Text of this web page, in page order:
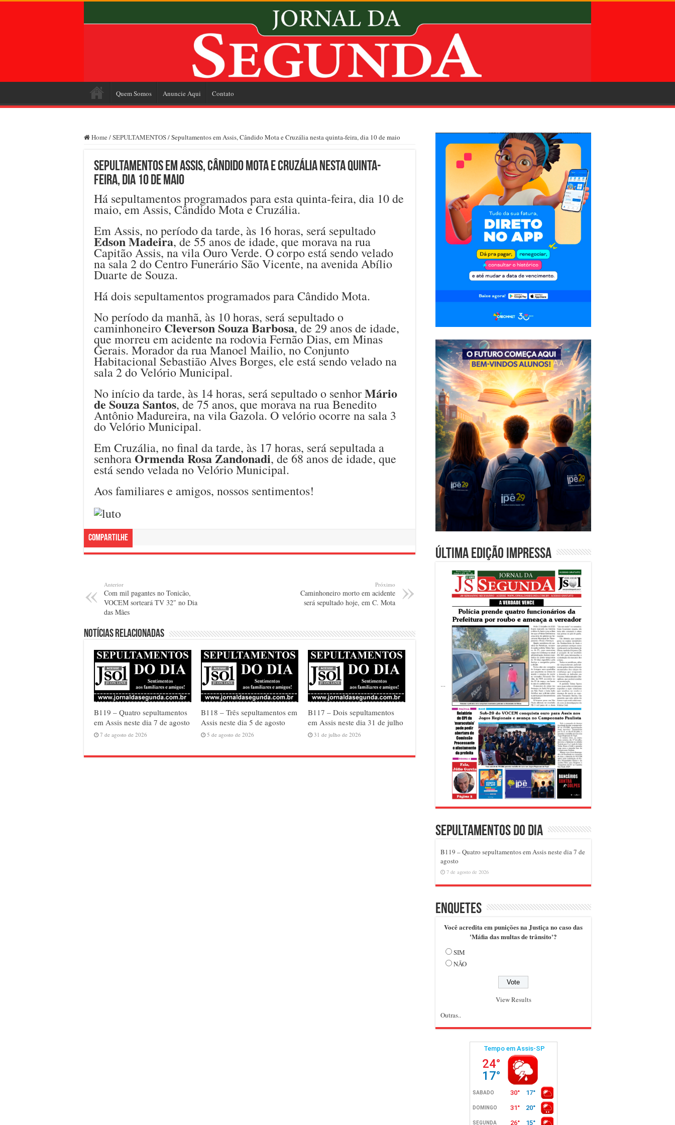
Quem Somos Anuncie Aqui Contato
Home /SEPULTAMENTOS/Sepultamentos em Assis, Cândido Mota e Cruzália nesta quinta-feira, dia 10 de maio
Sepultamentos em Assis, Cândido Mota e Cruzália nesta quinta-
feira, dia 10 de maio
Há sepultamentos programados para esta quinta-feira, dia 10 de
maio, em Assis, Cândido Mota e Cruzália.
Em Assis, no período da tarde, às 16 horas, será sepultado
Edson Madeira, de 55 anos de idade, que morava na rua
Capitão Assis, na vila Ouro Verde. O corpo está sendo velado
na sala 2 do Centro Funerário São Vicente, na avenida Abílio
Duarte de Souza.
Há dois sepultamentos programados para Cândido Mota.
No período da manhã, às 10 horas, será sepultado o
caminhoneiro Cleverson Souza Barbosa, de 29 anos de idade,
que morreu em acidente na rodovia Fernão Dias, em Minas
Gerais. Morador da rua Manoel Mailio, no Conjunto
Habitacional Sebastião Alves Borges, ele está sendo velado na
sala 2 do Velório Municipal.
No início da tarde, às 14 horas, será sepultado o senhorMário
de Souza Santos, de 75 anos, que morava na rua Benedito
Antônio Madureira, na vila Gazola. O velório ocorre na sala 3
do Velório Municipal.
Em Cruzália, no final da tarde, às 17 horas, será sepultada a
senhoraOrmenda Rosa Zandonadi, de 68 anos de idade, que
está sendo velada no Velório Municipal.
Aos familiares e amigos, nossos sentimentos!
Compartilhe
Anterior
Com mil pagantes no Tonicão,
VOCEM sorteará TV 32″ no Dia
das Mães
Próximo
Caminhoneiro morto em acidente
será sepultado hoje, em C. Mota
Notícias relacionadas
B119 – Quatro sepultamentos
em Assis neste dia 7 de agosto
7 de agosto de 2026
B118 – Três sepultamentos em
Assis neste dia 5 de agosto
5 de agosto de 2026
B117 – Dois sepultamentos
em Assis neste dia 31 de julho
31 de julho de 2026
Última edição impressa
Sepultamentos do dia
B119 – Quatro sepultamentos em Assis neste dia 7 de
agosto
7 de agosto de 2026
Enquetes
Você acredita em punições na Justiça no caso das
'Máfia das multas de trânsito'?
SIM
NÃO
View Results
Outras..